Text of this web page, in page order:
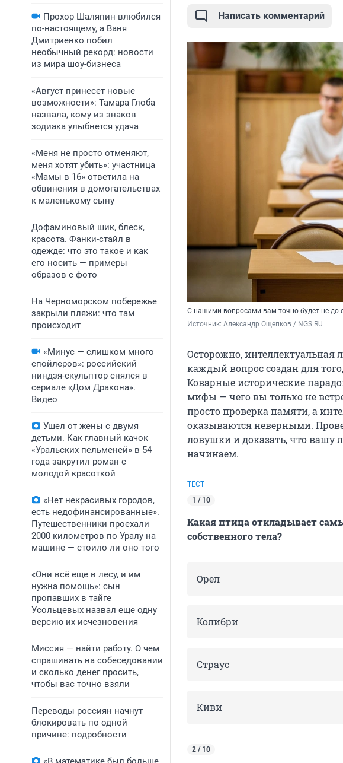
Прохор Шаляпин влюбился
по-настоящему, а Ваня
Дмитриенко побил
необычный рекорд: новости
из мира шоу-бизнеса
«Август принесет новые
возможности»: Тамара Глоба
назвала, кому из знаков
зодиака улыбнется удача
«Меня не просто отменяют,
меня хотят убить»: участница
«Мамы в 16» ответила на
обвинения в домогательствах
к маленькому сыну
Дофаминовый шик, блеск,
красота. Фанки-стайл в
одежде: что это такое и как
его носить — примеры
образов с фото
На Черноморском побережье
закрыли пляжи: что там
происходит
«Минус — слишком много
спойлеров»: российский
ниндзя-скульптор снялся в
сериале «Дом Дракона».
Видео
Ушел от жены с двумя
детьми. Как главный качок
«Уральских пельменей» в 54
года закрутил роман с
молодой красоткой
«Нет некрасивых городов,
есть недофинансированные».
Путешественники проехали
2000 километров по Уралу на
машине — стоило ли оно того
«Они всё еще в лесу, и им
нужна помощь»: сын
пропавших в тайге
Усольцевых назвал еще одну
версию их исчезновения
Миссия — найти работу. О чем
спрашивать на собеседовании
и сколько денег просить,
чтобы вас точно взяли
Переводы россиян начнут
блокировать по одной
причине: подробности
Написать комментарий
С нашими вопросами вам точно будет не до
Источник: Александр Ощепков / NGS.RU
Осторожно, интеллектуальная
каждый вопрос создан для
Коварные исторические
мифы — чего вы только не
просто проверка памяти, а
оказываются неверными.
ловушки и доказать, что вашу
начинаем.
ТЕСТ
1 / 10
Какая птица откладывает
собственного тела?
Орел
Колибри
Страус
Киви
2 / 10